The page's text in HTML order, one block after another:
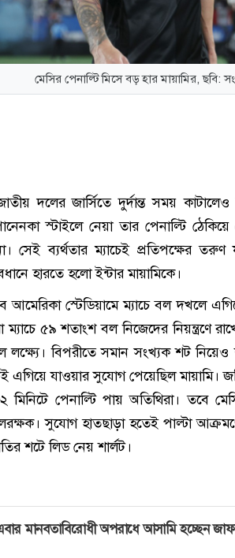
মেসির পেনাল্টি মিসে বড় হার মায়ামির, ছবি:
দলের জার্সিতে দুর্দান্ত সময়
স্টাইলে নেয়া তার পেনাল্টি
সেই ব্যর্থতার ম্যাচেই প্রতিপক্ষের
হারতে হলো ইন্টার মায়ামিকে।
আমেরিকা স্টেডিয়ামে ম্যাচে বল দখলে
ম্যাচে ৫৯ শতাংশ বল নিজেদের নিয়ন্ত্রণে
লক্ষ্যে। বিপরীতে সমান সংখ্যক শট
এগিয়ে যাওয়ার সুযোগ পেয়েছিল মায়ামি।
মিনিটে পেনাল্টি পায় অতিথিরা। তবে
সুযোগ হাতছাড়া হতেই পাল্টা
শটে লিড নেয় শার্লট।
মানবতাবিরোধী অপরাধে আসামি হচ্ছেন